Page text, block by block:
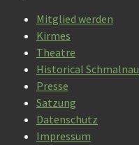
Mitglied werden
Kirmes
Theatre
Historical Schmalnau
Presse
Satzung
Datenschutz
Impressum